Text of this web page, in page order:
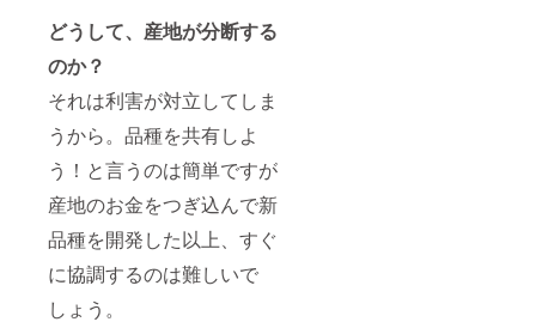
どうして、産地が分断する
のか？
それは利害が対立してしま
うから。品種を共有しよ
う！と言うのは簡単ですが
産地のお金をつぎ込んで新
品種を開発した以上、すぐ
に協調するのは難しいで
しょう。